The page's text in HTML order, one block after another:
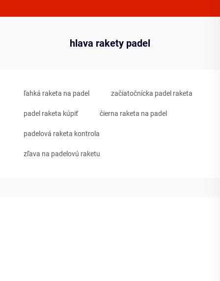
hlava rakety padel
ľahká raketa na padel začiatočnícka padel raketa
padel raketa kúpiť čierna raketa na padel
padelová raketa kontrola
zľava na padelovú raketu